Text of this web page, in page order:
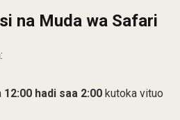
na Muda wa Safari
12:00 hadi saa 2:00 kutoka vituo